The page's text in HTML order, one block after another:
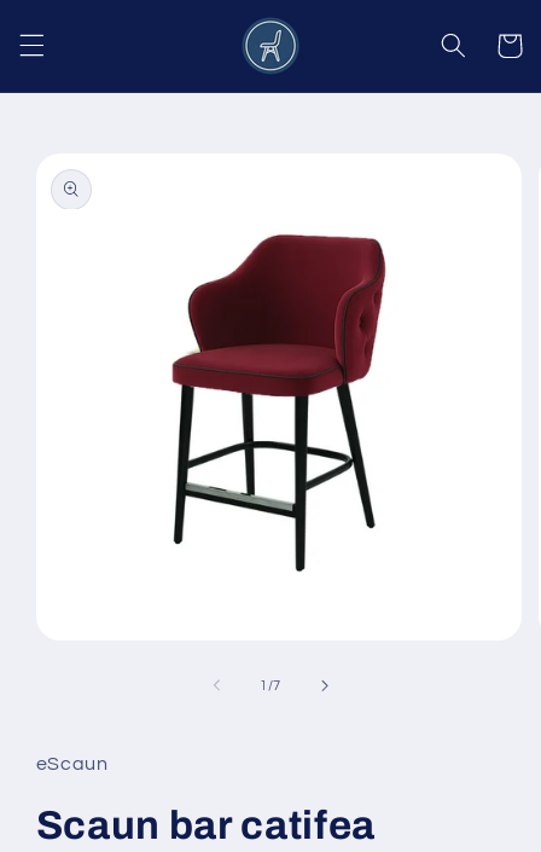
conținut
Coș
informațiile
despre
produs
fereastră
modală
1 /din
7
eScaun
Scaun bar catifea